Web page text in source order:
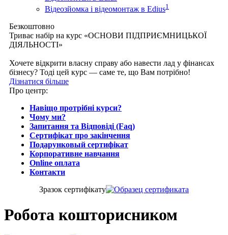
Відеозйомка і відеомонтаж в Edius1
Безкоштовно
Триває набір на курс «ОСНОВИ ПІДПРИЄМНИЦЬКОЇ
ДІЯЛЬНОСТІ»
Хочете відкрити власну справу або навести лад у фінансах
бізнесу? Тоді цей курс — саме те, що Вам потрібно!
Дізнатися більше
Про центр:
Навіщо протрібні курси?
Чому ми?
Запитання та Відповіді (Faq)
Сертифікат про закінчення
Подарунковый сертифікат
Корпоративне навчання
Online оплата
Контакти
Зразок сертифiкату
Робота кошторисником